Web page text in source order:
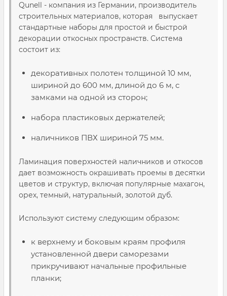
Qunell - компания из Германии, производитель
строительных материалов, которая выпускает
стандартные наборы для простой и быстрой
декорации откосных пространств. Система
состоит из:
декоративных полотен толщиной 10 мм,
шириной до 600 мм, длиной до 6 м, с
замками на одной из сторон;
набора пластиковых держателей;
наличников ПВХ шириной 75 мм.
Ламинация поверхностей наличников и откосов
дает возможность окрашивать проемы в десятки
цветов и структур, включая популярные махагон,
орех, темный, натуральный, золотой дуб.
Используют систему следующим образом:
к верхнему и боковым краям профиля
установленной двери саморезами
прикручивают начальные профильные
планки;